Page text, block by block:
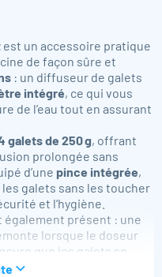
est un accessoire pratique
de façon sûre et
: un diffuseur de galets
intégré, ce qui vous
de l’eau tout en assurant
galets de 250 g, offrant
prolongée sans
d’une pince intégrée,
galets sans les toucher
et l’hygiène.
également présent : une
lorsque le doseur
que les galets se
instantanée de la